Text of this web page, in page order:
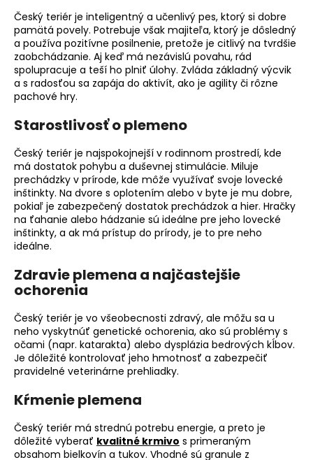
Český teriér je inteligentný a učenlivý pes, ktorý si dobre
pamätá povely. Potrebuje však majiteľa, ktorý je dôsledný
a používa pozitívne posilnenie, pretože je citlivý na tvrdšie
zaobchádzanie. Aj keď má nezávislú povahu, rád
spolupracuje a teší ho plniť úlohy. Zvláda základný výcvik
a s radosťou sa zapája do aktivít, ako je agility či rôzne
pachové hry.
Starostlivosť o plemeno
Český teriér je najspokojnejší v rodinnom prostredí, kde
má dostatok pohybu a duševnej stimulácie. Miluje
prechádzky v prírode, kde môže využívať svoje lovecké
inštinkty. Na dvore s oplotením alebo v byte je mu dobre,
pokiaľ je zabezpečený dostatok prechádzok a hier. Hračky
na ťahanie alebo hádzanie sú ideálne pre jeho lovecké
inštinkty, a ak má prístup do prírody, je to pre neho
ideálne.
Zdravie plemena a najčastejšie
ochorenia
Český teriér je vo všeobecnosti zdravý, ale môžu sa u
neho vyskytnúť genetické ochorenia, ako sú problémy s
očami (napr. katarakta) alebo dysplázia bedrových kĺbov.
Je dôležité kontrolovať jeho hmotnosť a zabezpečiť
pravidelné veterinárne prehliadky.
Kŕmenie plemena
Český teriér má strednú potrebu energie, a preto je
dôležité vyberať kvalitné krmivo s primeraným
obsahom bielkovín a tukov. Vhodné sú granule z